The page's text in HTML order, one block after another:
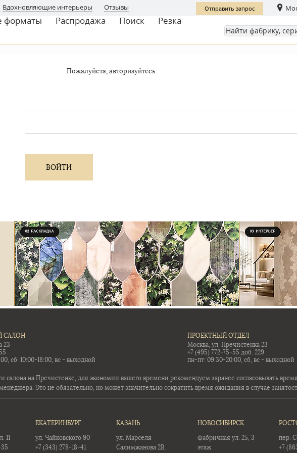
Вдохновляющие интерьеры Отзывы Отправить запрос
форматы Распродажа Поиск Резка
Пожалуйста, авторизуйтесь:
САЛОН
23
сб: 10:00-18:00, вс - выходной
ПРОЕКТНЫЙ ОТДЕЛ
Москва, ул. Пречистенка 23
+7 (495) 772-75-55 доб. 229
пн-пт: 09:30-20:00, сб, вс - выходной
салона на Пречистенке, для экономии вашего времени рекомендуем заранее согласовывать
Это не обязательно, но может значительно сократить время ожидания в случае
11
ЕКАТЕРИНБУРГ
ул. Чайковского 90
+7 (343) 278-18-41
КАЗАНЬ
ул. Марселя
Салимжанова 2В,
НОВОСИБИРСК
Фабричная ул. 25, 3
этаж
пер.
+7